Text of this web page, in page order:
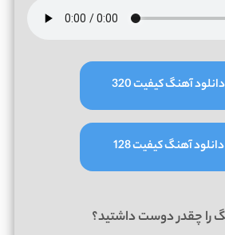
دانلود آهنگ کیفیت 320
دانلود آهنگ کیفیت 128
را چقدر دوست داشتید؟